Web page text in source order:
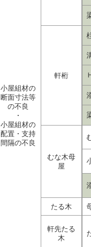
小屋組材の
断面寸法等
の不良
・
小屋組材の
配置・支持
間隔の不良
軒桁
むな木母
屋
たる木
軒先たる
木